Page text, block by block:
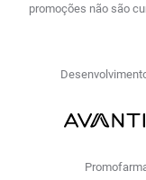
promoções não são